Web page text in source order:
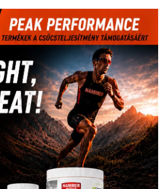
(138)karate(168)kickbox(204)
(448)Lewis Hamilton(168) magyar
Mercedes (244)motorsport(153)Opel
(122)Rendezvény(142)rio
Sportime Magazin(128) szabadidősport
tenisz(416)táplálkozás(155)utazás
(162)Világkupa(129)vitorlázás
(197) Érdi Mária(130)életmód(416)